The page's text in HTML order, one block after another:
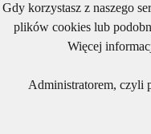
Gdy korzystasz z naszego
plików cookies lub
Więcej
Administratorem, czyli